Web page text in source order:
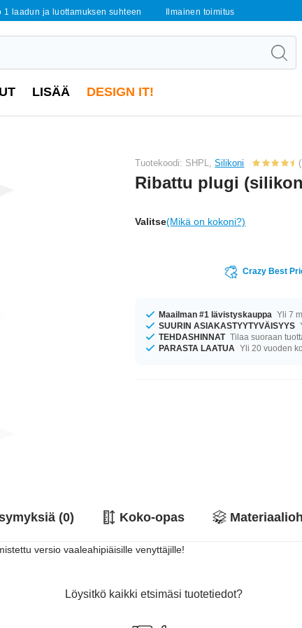
1 laadun ja luottamuksen suhteen Ilmainen toimitus
LISÄÄ DESIGN IT!
Tuotekoodi: SHPL,Silikoni
Ribattu plugi
Valitse(Mikä on kokoni?)
Crazy Best
Maailman #1 lävistyskauppa Yli 7
SUURIN ASIAKASTYYTYVÄISYYS
TEHDASHINNAT Tilaa suoraan
PARASTA LAATUA Yli 20 vuoden
(0) Koko-opas
versio vaaleahipiäisille venyttäjille!
Löysitkö kaikki etsimäsi tuotetiedot?